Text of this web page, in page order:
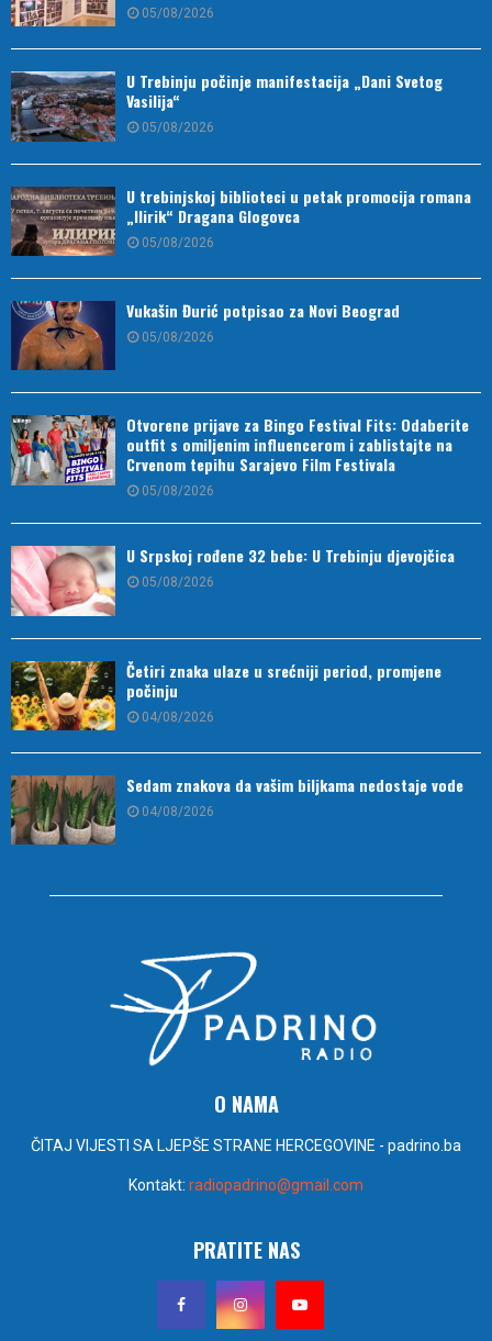
05/08/2026
U Trebinju počinje manifestacija „Dani Svetog
Vasilija“
05/08/2026
U trebinjskoj biblioteci u petak promocija romana
„Ilirik“ Dragana Glogovca
05/08/2026
Vukašin Đurić potpisao za Novi Beograd
05/08/2026
Otvorene prijave za Bingo Festival Fits: Odaberite
outfit s omiljenim influencerom i zablistajte na
Crvenom tepihu Sarajevo Film Festivala
05/08/2026
U Srpskoj rođene 32 bebe: U Trebinju djevojčica
05/08/2026
Četiri znaka ulaze u srećniji period, promjene
počinju
04/08/2026
Sedam znakova da vašim biljkama nedostaje vode
04/08/2026
O NAMA
ČITAJ VIJESTI SA LJEPŠE STRANE HERCEGOVINE - padrino.ba
Kontakt: radiopadrino@gmail.com
PRATITE NAS